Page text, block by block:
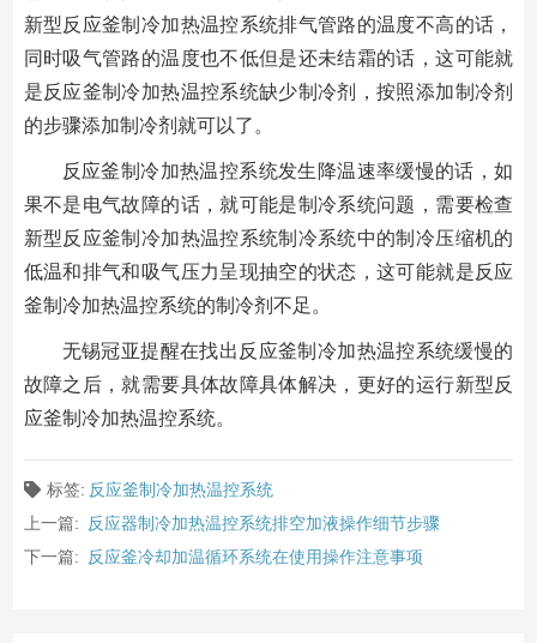
新型反应釜制冷加热温控系统排气管路的温度不高的话，
同时吸气管路的温度也不低但是还未结霜的话，这可能就
是反应釜制冷加热温控系统缺少制冷剂，按照添加制冷剂
的步骤添加制冷剂就可以了。
反应釜制冷加热温控系统发生降温速率缓慢的话，如
果不是电气故障的话，就可能是制冷系统问题，需要检查
新型反应釜制冷加热温控系统制冷系统中的制冷压缩机的
低温和排气和吸气压力呈现抽空的状态，这可能就是反应
釜制冷加热温控系统的制冷剂不足。
无锡冠亚提醒在找出反应釜制冷加热温控系统缓慢的
故障之后，就需要具体故障具体解决，更好的运行新型反
应釜制冷加热温控系统。
标签: 反应釜制冷加热温控系统
上一篇:
反应器制冷加热温控系统排空加液操作细节步骤
下一篇:
反应釜冷却加温循环系统在使用操作注意事项